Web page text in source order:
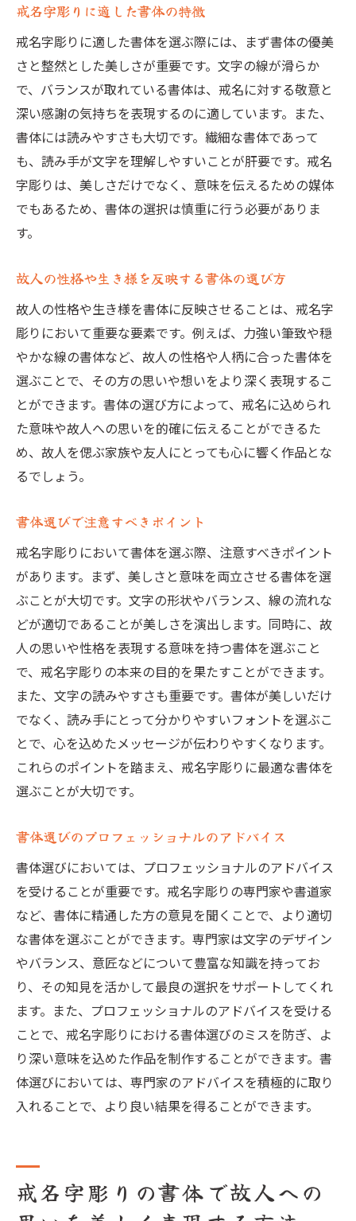
戒名字彫りに適した書体の特徴
戒名字彫りに適した書体を選ぶ際には、まず書体の優美
さと整然とした美しさが重要です。文字の線が滑らか
で、バランスが取れている書体は、戒名に対する敬意と
深い感謝の気持ちを表現するのに適しています。また、
書体には読みやすさも大切です。繊細な書体であって
も、読み手が文字を理解しやすいことが肝要です。戒名
字彫りは、美しさだけでなく、意味を伝えるための媒体
でもあるため、書体の選択は慎重に行う必要がありま
す。
故人の性格や生き様を反映する書体の選び方
故人の性格や生き様を書体に反映させることは、戒名字
彫りにおいて重要な要素です。例えば、力強い筆致や穏
やかな線の書体など、故人の性格や人柄に合った書体を
選ぶことで、その方の思いや想いをより深く表現するこ
とができます。書体の選び方によって、戒名に込められ
た意味や故人への思いを的確に伝えることができるた
め、故人を偲ぶ家族や友人にとっても心に響く作品とな
るでしょう。
書体選びで注意すべきポイント
戒名字彫りにおいて書体を選ぶ際、注意すべきポイント
があります。まず、美しさと意味を両立させる書体を選
ぶことが大切です。文字の形状やバランス、線の流れな
どが適切であることが美しさを演出します。同時に、故
人の思いや性格を表現する意味を持つ書体を選ぶこと
で、戒名字彫りの本来の目的を果たすことができます。
また、文字の読みやすさも重要です。書体が美しいだけ
でなく、読み手にとって分かりやすいフォントを選ぶこ
とで、心を込めたメッセージが伝わりやすくなります。
これらのポイントを踏まえ、戒名字彫りに最適な書体を
選ぶことが大切です。
書体選びのプロフェッショナルのアドバイス
書体選びにおいては、プロフェッショナルのアドバイス
を受けることが重要です。戒名字彫りの専門家や書道家
など、書体に精通した方の意見を聞くことで、より適切
な書体を選ぶことができます。専門家は文字のデザイン
やバランス、意匠などについて豊富な知識を持ってお
り、その知見を活かして最良の選択をサポートしてくれ
ます。また、プロフェッショナルのアドバイスを受ける
ことで、戒名字彫りにおける書体選びのミスを防ぎ、よ
り深い意味を込めた作品を制作することができます。書
体選びにおいては、専門家のアドバイスを積極的に取り
入れることで、より良い結果を得ることができます。
戒名字彫りの書体で故人への